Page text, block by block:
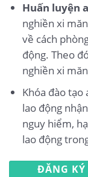
Huấn luyện
nghiền xi
về cách
động. Theo
nghiền xi
Khóa đào tạo
lao động
nguy hiểm,
lao động
ĐĂNG KÝ